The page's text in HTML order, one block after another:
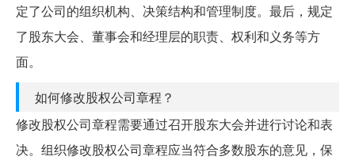
定了公司的组织机构、决策结构和管理制度。最后，规定
了股东大会、董事会和经理层的职责、权利和义务等方
面。
如何修改股权公司章程？
修改股权公司章程需要通过召开股东大会并进行讨论和表
决。组织修改股权公司章程应当符合多数股东的意见，保